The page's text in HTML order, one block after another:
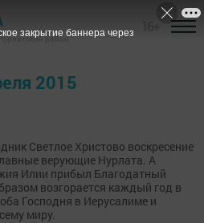
район
2015
Светлое Христово воскресение
верующие Нурлата. А
Илии прибыл Благодатный
возгорается каждый год в
Господня в Иерусалиме и
миру.
закрытие баннера через